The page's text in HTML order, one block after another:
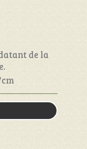
de la